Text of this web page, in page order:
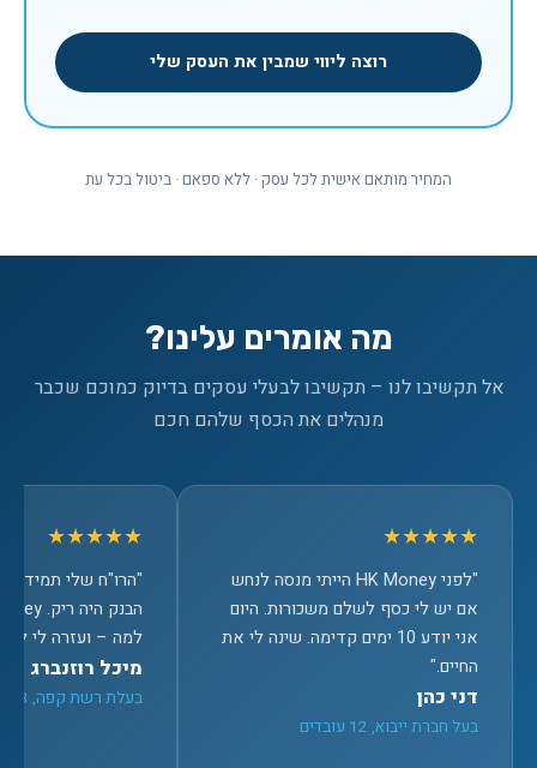
רוצה ליווי שמבין את העסק שלי
המחיר מותאם אישית לכל עסק · ללא ספאם · ביטול בכל עת
מה אומרים עלינו?
אל תקשיבו לנו – תקשיבו לבעלי עסקים בדיוק כמוכם שכבר
מנהלים את הכסף שלהם חכם
★★★★★
"לפני HK Money הייתי מנסה לנחש
אם יש לי כסף לשלם משכורות. היום
אני יודע 10 ימים קדימה. שינה לי את
החיים."
דני כהן
בעל חברת ייבוא, 12 עובדים
★★★★★
"הרו"ח שלי תמיד
למה – ועזרה לי
מיכל רוזנברג
בעלת רשת קפה, 3 סניפים